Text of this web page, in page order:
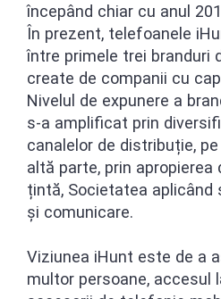
începând chiar cu anul
În prezent, telefoanele
între primele trei branduri
create de companii cu
Nivelul de expunere a
s-a amplificat prin
canalelor de distribuție,
altă parte, prin apropierea
țintă, Societatea aplicând
și comunicare.
Viziunea iHunt este de a
multor persoane, accesul